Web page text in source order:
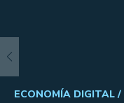
ECONOMÍA DIGITAL /